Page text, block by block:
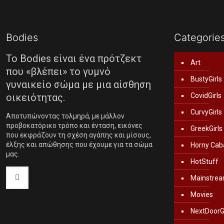
Bodies
Το Bodies είναι ένα πρότζεκτ
που «βλέπει» το γυμνό
γυναικείο σώμα με μια αίσθηση
οικειότητας.
Αποτυπώνοντας τολμηρά, με μάλλον
προβοκατόρικο τρόπο και ένταση, εικόνες
που εκφράζουν τη σχέση αγάπης και μίσους,
έλξης και απώθησης που έχουμε για τα σώμα
μας.
Art
BustyGirls
CovidGirls
CurvyGirls
GreekGirls
Horny
HotStuff
Movies